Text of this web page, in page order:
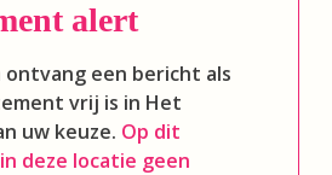
alert
ontvang een bericht als
vrij is in Het
uw keuze. Op dit
deze locatie geen